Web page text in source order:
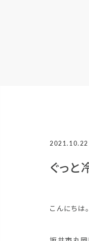
2021.10.22
ぐっと
こんにちは。